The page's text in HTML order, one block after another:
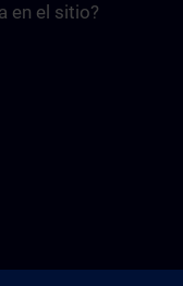
en el sitio?